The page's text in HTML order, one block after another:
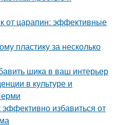
от царапин: эффективные
пластику за несколько
шика в ваш интерьер
в культуре и
избавиться от